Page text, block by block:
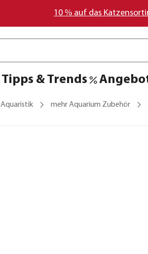
10 % auf das
Tipps & Trends
Aquaristik mehr Aquarium Zubehör